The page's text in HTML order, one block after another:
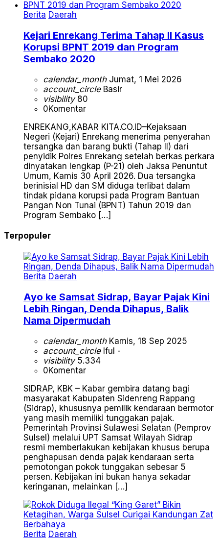
Berita Daerah
Kejari Enrekang Terima Tahap II Kasus
Korupsi BPNT 2019 dan Program
Sembako 2020
calendar_monthJumat, 1 Mei 2026
account_circleBasir
visibility80
0Komentar
ENREKANG,KABAR KITA.CO.ID–Kejaksaan
Negeri (Kejari) Enrekang menerima penyerahan
tersangka dan barang bukti (Tahap II) dari
penyidik Polres Enrekang setelah berkas perkara
dinyatakan lengkap (P-21) oleh Jaksa Penuntut
Umum, Kamis 30 April 2026. Dua tersangka
berinisial HD dan SM diduga terlibat dalam
tindak pidana korupsi pada Program Bantuan
Pangan Non Tunai (BPNT) Tahun 2019 dan
Program Sembako […]
Terpopuler
Berita Daerah
Ayo ke Samsat Sidrap, Bayar Pajak Kini
Lebih Ringan, Denda Dihapus, Balik
Nama Dipermudah
calendar_monthKamis, 18 Sep 2025
account_circleIful -
visibility5.334
0Komentar
SIDRAP, KBK – Kabar gembira datang bagi
masyarakat Kabupaten Sidenreng Rappang
(Sidrap), khususnya pemilik kendaraan bermotor
yang masih memiliki tunggakan pajak.
Pemerintah Provinsi Sulawesi Selatan (Pemprov
Sulsel) melalui UPT Samsat Wilayah Sidrap
resmi memberlakukan kebijakan khusus berupa
penghapusan denda pajak kendaraan serta
pemotongan pokok tunggakan sebesar 5
persen. Kebijakan ini bukan hanya sekadar
keringanan, melainkan […]
Berita Daerah